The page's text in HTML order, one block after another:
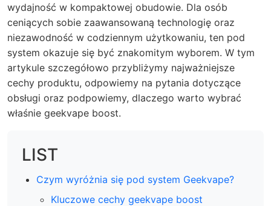
wydajność w kompaktowej obudowie. Dla osób
ceniących sobie zaawansowaną technologię oraz
niezawodność w codziennym użytkowaniu, ten pod
system okazuje się być znakomitym wyborem. W tym
artykule szczegółowo przybliżymy najważniejsze
cechy produktu, odpowiemy na pytania dotyczące
obsługi oraz podpowiemy, dlaczego warto wybrać
właśnie geekvape boost.
LIST
Czym wyróżnia się pod system Geekvape?
Kluczowe cechy geekvape boost